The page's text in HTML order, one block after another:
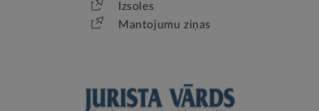
Izsoles
Mantojumu ziņas